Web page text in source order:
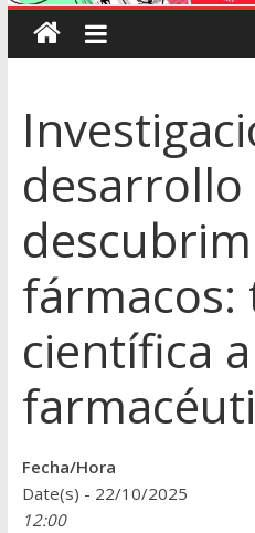
desarrollo
fármacos:
científica
Fecha/Hora
Date(s) - 22/10/2025
12:00